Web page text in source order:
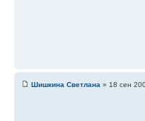
Шишкина Светлана » 18 сен